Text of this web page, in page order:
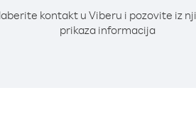
kontakt u Viberu i pozovite iz
prikaza informacija